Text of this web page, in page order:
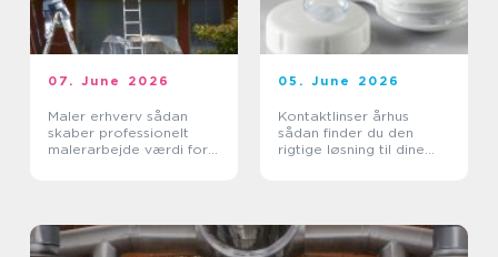
07. June 2026
Maler erhverv sådan
skaber professionelt
malerarbejde værdi for
05. June 2026
Kontaktlinser århus
sådan finder du den
rigtige løsning til dine